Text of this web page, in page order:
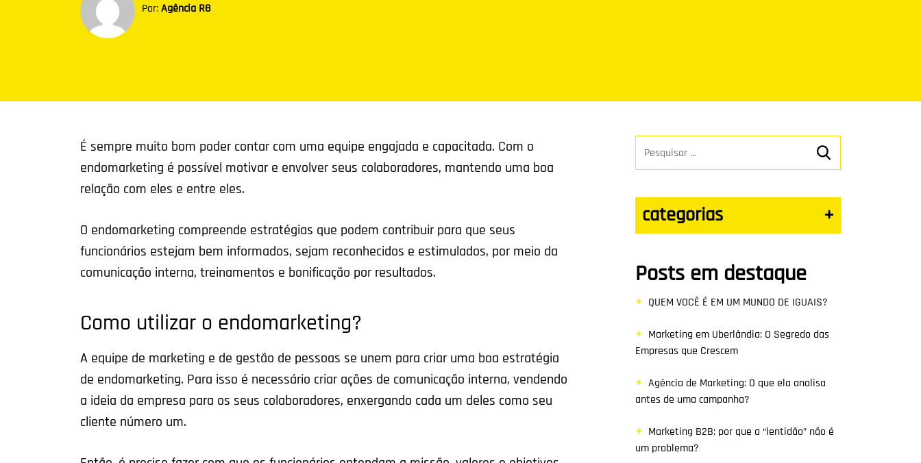
Por:Agência R8
É sempre muito bom poder contar com uma equipe engajada e capacitada. Com o
endomarketing é possível motivar e envolver seus colaboradores, mantendo uma boa
relação com eles e entre eles.
O endomarketing compreende estratégias que podem contribuir para que seus
funcionários estejam bem informados, sejam reconhecidos e estimulados, por meio da
comunicação interna, treinamentos e bonificação por resultados.
Como utilizar o endomarketing?
A equipe de marketing e de gestão de pessoas se unem para criar uma boa estratégia
de endomarketing. Para isso é necessário criar ações de comunicação interna, vendendo
a ideia da empresa para os seus colaboradores, enxergando cada um deles como seu
cliente número um.
categorias +
Posts em destaque
QUEM VOCÊ É EM UM MUNDO DE IGUAIS?
Marketing em Uberlândia: O Segredo das
Empresas que Crescem
Agência de Marketing: O que ela analisa
antes de uma campanha?
Marketing B2B: por que a “lentidão” não é
um problema?